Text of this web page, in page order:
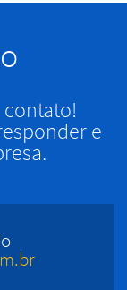
contato!
e